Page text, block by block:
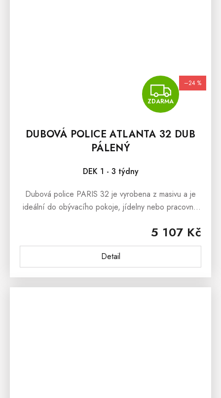
ZDARMA
–24 %
DUBOVÁ POLICE ATLANTA 32 DUB
PÁLENÝ
DEK 1 - 3 týdny
5 107 Kč
Detail
Dubová police PARIS 32 je vyrobena z masivu a je
ideální do obývacího pokoje, jídelny nebo pracovny.
variantách a to jako dub přírodní...